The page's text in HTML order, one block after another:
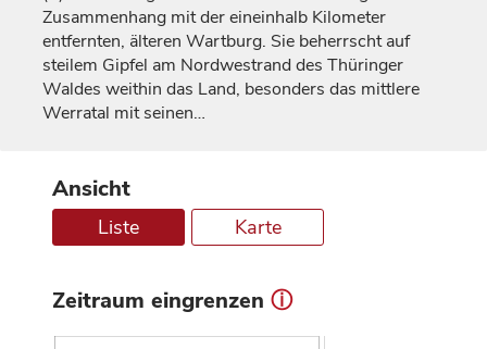
Zusammenhang mit der eineinhalb Kilometer
entfernten, älteren Wartburg. Sie beherrscht auf
steilem Gipfel am Nordwestrand des Thüringer
Waldes weithin das Land, besonders das mittlere
Werratal mit seinen…
Ansicht
Liste Karte
Zeitraum eingrenzen ⓘ